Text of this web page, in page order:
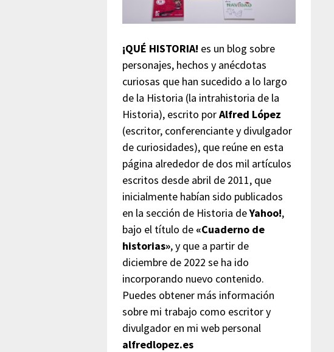
¡QUÉ HISTORIA! es un blog sobre
personajes, hechos y anécdotas
curiosas que han sucedido a lo largo
de la Historia (la intrahistoria de la
Historia), escrito porAlfred López
(escritor, conferenciante y divulgador
de curiosidades), que reúne en esta
página alrededor de dos mil artículos
escritos desde abril de 2011, que
inicialmente habían sido publicados
en la sección de Historia deYahoo!,
bajo el título de «Cuaderno de
historias», y que a partir de
diciembre de 2022 se ha ido
incorporando nuevo contenido.
Puedes obtener más información
sobre mi trabajo como escritor y
divulgador en mi web personal
alfredlopez.es